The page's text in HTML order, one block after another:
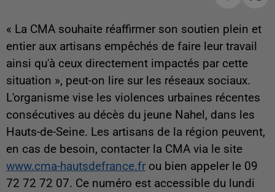
« La CMA souhaite réaffirmer son soutien plein et
entier aux artisans empêchés de faire leur travail
ainsi qu'à ceux directement impactés par cette
situation », peut-on lire sur les réseaux sociaux.
L'organisme vise les violences urbaines récentes
consécutives au décès du jeune Nahel, dans les
Hauts-de-Seine. Les artisans de la région peuvent,
en cas de besoin, contacter la CMA via le site
www.cma-hautsdefrance.fr ou bien appeler le 09
72 72 72 07. Ce numéro est accessible du lundi